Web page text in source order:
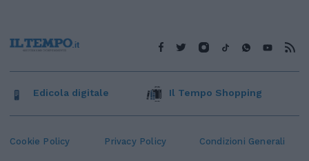
Cookie Policy Privacy Policy Condizioni Generali
Edicola digitale Il Tempo Shopping